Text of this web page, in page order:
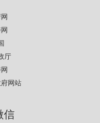
厅
网站
信